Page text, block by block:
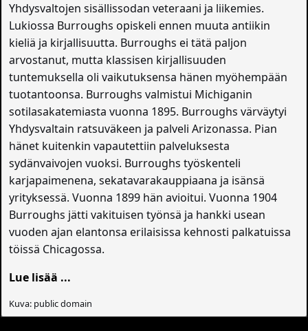
Yhdysvaltojen sisällissodan veteraani ja liikemies.
Lukiossa Burroughs opiskeli ennen muuta antiikin
kieliä ja kirjallisuutta. Burroughs ei tätä paljon
arvostanut, mutta klassisen kirjallisuuden
tuntemuksella oli vaikutuksensa hänen myöhempään
tuotantoonsa. Burroughs valmistui Michiganin
sotilasakatemiasta vuonna 1895. Burroughs värväytyi
Yhdysvaltain ratsuväkeen ja palveli Arizonassa. Pian
hänet kuitenkin vapautettiin palveluksesta
sydänvaivojen vuoksi. Burroughs työskenteli
karjapaimenena, sekatavarakauppiaana ja isänsä
yrityksessä. Vuonna 1899 hän avioitui. Vuonna 1904
Burroughs jätti vakituisen työnsä ja hankki usean
vuoden ajan elantonsa erilaisissa kehnosti palkatuissa
töissä Chicagossa.
Lue lisää ...
Kuva: public domain